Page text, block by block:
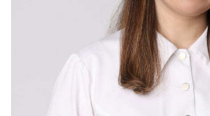
Опыт работы: 15 лет